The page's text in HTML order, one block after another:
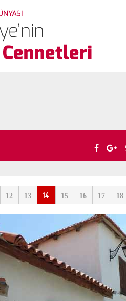
12 13 14 15 16 17 18